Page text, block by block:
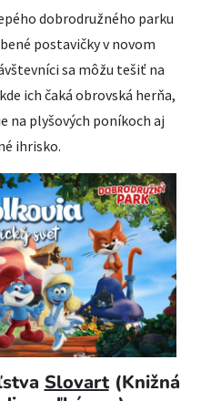
dobrodružného parku
postavičky v novom
sa môžu tešiť na
ich čaká obrovská herňa,
na plyšových poníkoch aj
ihrisko.
Slovart(Knižná